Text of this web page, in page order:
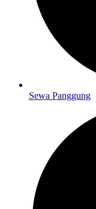
Sewa Panggung